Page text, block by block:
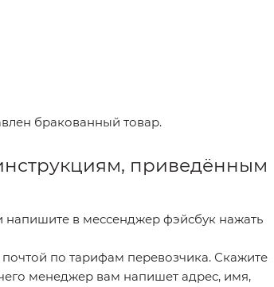
бракованный товар.
приведённым
напишите в мессенджер фэйсбук нажать
по тарифам перевозчика. Скажите
менеджер вам напишет адрес, имя,